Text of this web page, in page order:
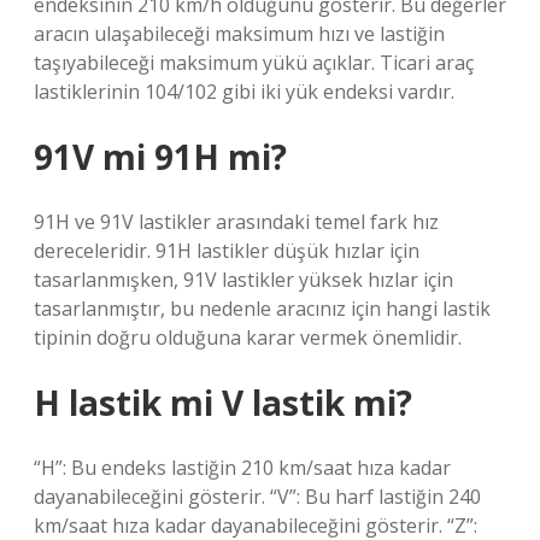
aracın ulaşabileceği maksimum hızı ve lastiğin
taşıyabileceği maksimum yükü açıklar. Ticari araç
lastiklerinin 104/102 gibi iki yük endeksi vardır.
91V mi 91H mi?
91H ve 91V lastikler arasındaki temel fark hız
dereceleridir. 91H lastikler düşük hızlar için
tasarlanmışken, 91V lastikler yüksek hızlar için
tasarlanmıştır, bu nedenle aracınız için hangi lastik
tipinin doğru olduğuna karar vermek önemlidir.
H lastik mi V lastik mi?
“H”: Bu endeks lastiğin 210 km/saat hıza kadar
dayanabileceğini gösterir. “V”: Bu harf lastiğin 240
km/saat hıza kadar dayanabileceğini gösterir. “Z”: